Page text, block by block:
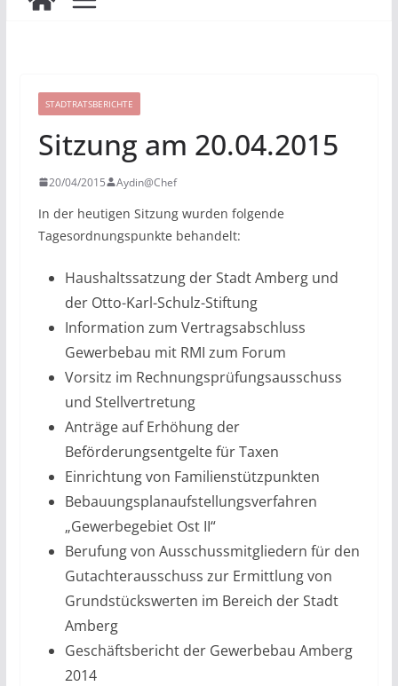
STADTRATSBERICHTE
Sitzung am 20.04.2015
20/04/2015 Aydin@Chef
In der heutigen Sitzung wurden folgende
Tagesordnungspunkte behandelt:
Haushaltssatzung der Stadt Amberg und
der Otto-Karl-Schulz-Stiftung
Information zum Vertragsabschluss
Gewerbebau mit RMI zum Forum
Vorsitz im Rechnungsprüfungsausschuss
und Stellvertretung
Anträge auf Erhöhung der
Beförderungsentgelte für Taxen
Einrichtung von Familienstützpunkten
Bebauungsplanaufstellungsverfahren
„Gewerbegebiet Ost II“
Berufung von Ausschussmitgliedern für den
Gutachterausschuss zur Ermittlung von
Grundstückswerten im Bereich der Stadt
Amberg
Geschäftsbericht der Gewerbebau Amberg
2014